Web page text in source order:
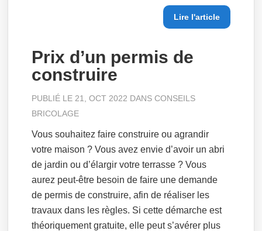
Lire l'article
Prix d’un permis de
construire
PUBLIÉ LE 21, OCT 2022 DANSCONSEILS
BRICOLAGE
Vous souhaitez faire construire ou agrandir
votre maison ? Vous avez envie d’avoir un abri
de jardin ou d’élargir votre terrasse ? Vous
aurez peut-être besoin de faire une demande
de permis de construire, afin de réaliser les
travaux dans les règles. Si cette démarche est
théoriquement gratuite, elle peut s’avérer plus